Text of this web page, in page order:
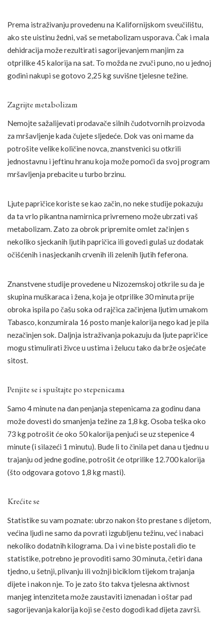
Prema istraživanju provedenu na Kalifornijskom sveučilištu,
ako ste uistinu žedni, vaš se metabolizam usporava. Čak i mala
dehidracija može rezultirati sagorijevanjem manjim za
otprilike 45 kalorija na sat. To možda ne zvuči puno, no u jednoj
godini nakupi se gotovo 2,25 kg suvišne tjelesne težine.
Zagrijte metabolizam
Nemojte sažalijevati prodavače silnih čudotvornih proizvoda
za mršavljenje kada čujete sljedeće. Dok vas oni mame da
potrošite velike količine novca, znanstvenici su otkrili
jednostavnu i jeftinu hranu koja može pomoći da svoj program
mršavljenja prebacite u turbo brzinu.
Ljute papričice koriste se kao začin, no neke studije pokazuju
da ta vrlo pikantna namirnica privremeno može ubrzati vaš
metabolizam. Zato za obrok pripremite omlet začinjen s
nekoliko sjeckanih ljutih papričica ili goveđi gulaš uz dodatak
očišćenih i nasjeckanih crvenih ili zelenih ljutih feferona.
Znanstvene studije provedene u Nizozemskoj otkrile su da je
skupina muškaraca i žena, koja je otprilike 30 minuta prije
obroka ispila po čašu soka od rajčica začinjena ljutim umakom
Tabasco, konzumirala 16 posto manje kalorija nego kad je pila
nezačinjen sok. Daljnja istraživanja pokazuju da ljute papričice
mogu stimulirati živce u ustima i želucu tako da brže osjećate
sitost.
Penjite se i spuštajte po stepenicama
Samo 4 minute na dan penjanja stepenicama za godinu dana
može dovesti do smanjenja težine za 1,8 kg. Osoba teška oko
73 kg potrošit će oko 50 kalorija penjući se uz stepenice 4
minute (i silazeći 1 minutu). Bude li to činila pet dana u tjednu u
trajanju od jedne godine, potrošit će otprilike 12.700 kalorija
(što odgovara gotovo 1,8 kg masti).
Krećite se
Statistike su vam poznate: ubrzo nakon što prestane s dijetom,
većina ljudi ne samo da povrati izgubljenu težinu, već i nabaci
nekoliko dodatnih kilograma. Da i vi ne biste postali dio te
statistike, potrebno je provoditi samo 30 minuta, četiri dana
tjedno, u šetnji, plivanju ili vožnji biciklom tijekom trajanja
dijete i nakon nje. To je zato što takva tjelesna aktivnost
manjeg intenziteta može zaustaviti iznenadan i oštar pad
sagorijevanja kalorija koji se često dogodi kad dijeta završi.